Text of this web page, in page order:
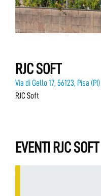
RJC SOFT
Via di Gello 17, 56123, Pisa (PI)
RJC Soft
EVENTI RJC SOFT